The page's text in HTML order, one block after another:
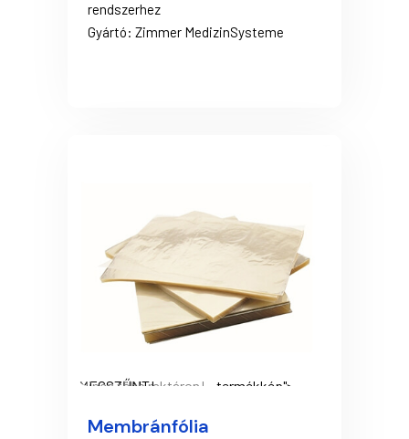
rendszerhez
Gyártó: Zimmer MedizinSysteme
MEGSZŰNT!
Nincs több raktáron! - termékkép">
Membránfólia